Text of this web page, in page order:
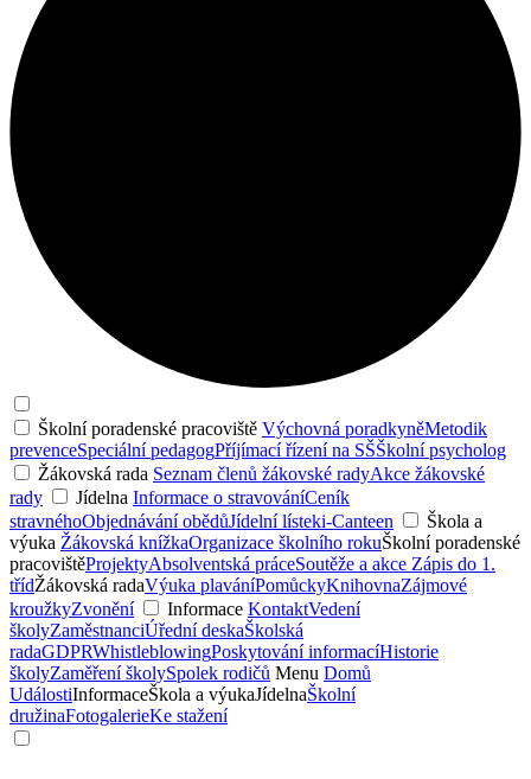
Školní poradenské pracoviště Výchovná poradkyněMetodik
prevenceSpeciální pedagogPříjímací řízení na SŠŠkolní psycholog
Žákovská rada Seznam členů žákovské radyAkce žákovské
rady
Jídelna Informace o stravováníCeník
stravnéhoObjednávání obědůJídelní lísteki-Canteen
Škola a
výuka Žákovská knížkaOrganizace školního rokuŠkolní poradenské
pracovištěProjektyAbsolventská práceSoutěže a akce Zápis do 1.
třídŽákovská radaVýuka plaváníPomůckyKnihovnaZájmové
kroužkyZvonění Informace KontaktVedení
školyZaměstnanciÚřední deskaŠkolská
radaGDPRWhistleblowingPoskytování informacíHistorie
školyZaměření školySpolek rodičů Menu Domů
UdálostiInformaceŠkola a výukaJídelnaŠkolní
družinaFotogalerieKe stažení